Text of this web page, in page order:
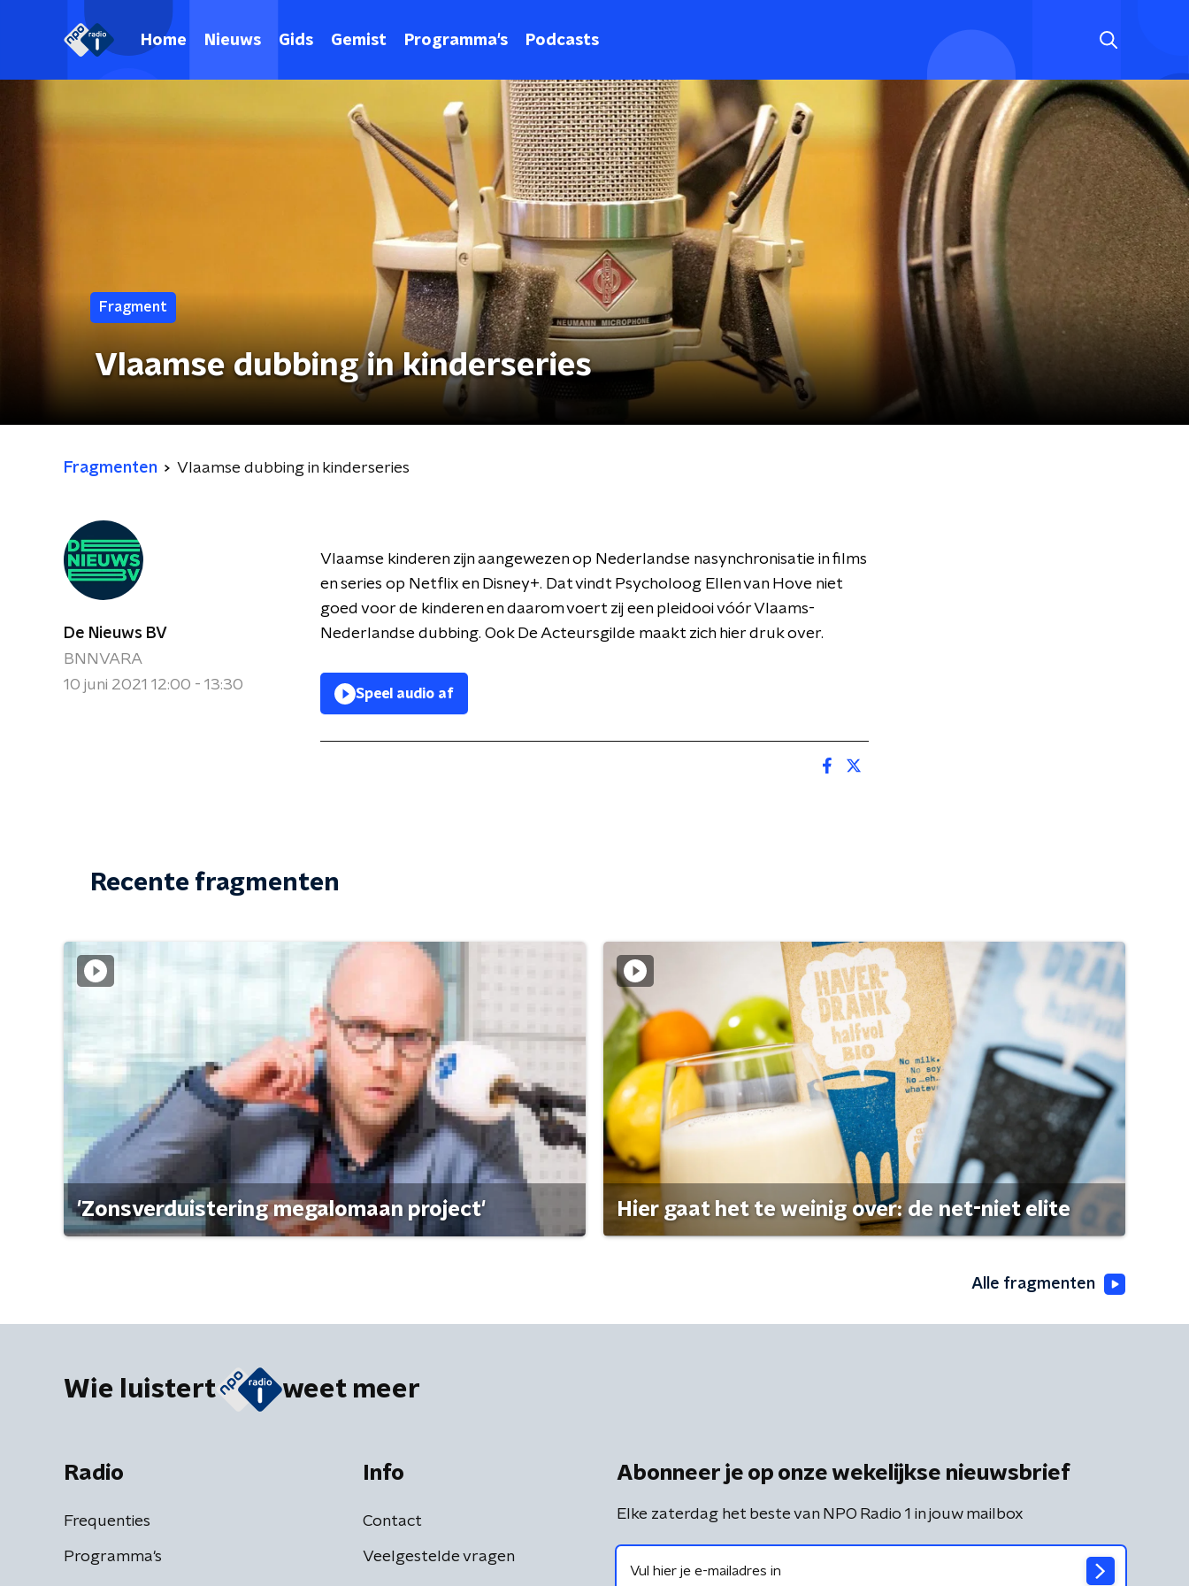
Home Nieuws Gids Gemist Programma's Podcasts
Fragment
Vlaamse dubbing in kinderseries
Fragmenten Vlaamse dubbing in kinderseries
De Nieuws BV
BNNVARA
10 juni 2021 12:00 - 13:30
Vlaamse kinderen zijn aangewezen op Nederlandse nasynchronisatie in films
en series op Netflix en Disney+. Dat vindt Psycholoog Ellen van Hove niet
goed voor de kinderen en daarom voert zij een pleidooi vóór Vlaams-
Nederlandse dubbing. Ook De Acteursgilde maakt zich hier druk over.
Speel audio af
Recente fragmenten
'Zonsverduistering megalomaan project' Hier gaat het te weinig over: de net-niet elite
Alle fragmenten
Wie luistert weet meer
Radio
Frequenties
Programma's
Info
Contact
Veelgestelde vragen
Abonneer je op onze wekelijkse nieuwsbrief
Elke zaterdag het beste van NPO Radio 1 in jouw mailbox